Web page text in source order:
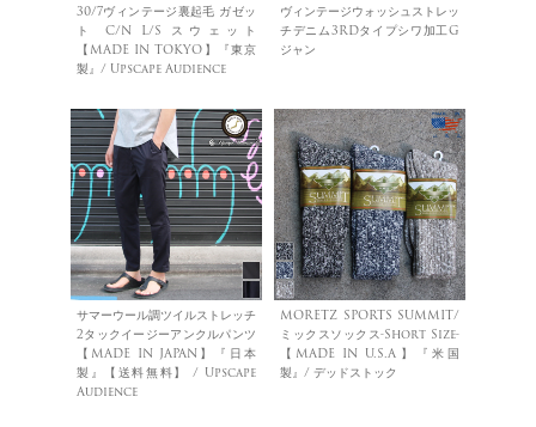
30/7ヴィンテージ裏起毛 ガゼッ
ト C/N L/S スウェット
【MADE IN TOKYO】『東京
製』/ Upscape Audience
ヴィンテージウォッシュストレッ
チデニム3RDタイプシワ加工G
ジャン
サマーウール調ツイルストレッチ
2タックイージーアンクルパンツ
【MADE IN JAPAN】『日本
製』【送料無料】 / Upscape
Audience
MORETZ SPORTS SUMMIT/
ミックスソックス-Short Size-
【MADE IN U.S.A】『米国
製』/ デッドストック